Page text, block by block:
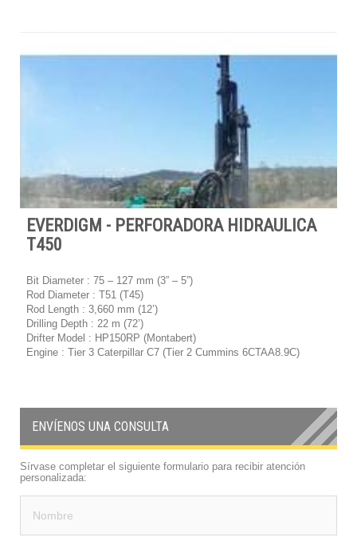
EVERDIGM - PERFORADORA HIDRAULICA
T450
Bit Diameter : 75 – 127 mm (3” – 5”)
Rod Diameter : T51 (T45)
Rod Length : 3,660 mm (12’)
Drilling Depth : 22 m (72’)
Drifter Model : HP150RP (Montabert)
Engine : Tier 3 Caterpillar C7 (Tier 2 Cummins 6CTAA8.9C)
ENVÍENOS UNA CONSULTA
Sírvase completar el siguiente formulario para recibir atención
personalizada: